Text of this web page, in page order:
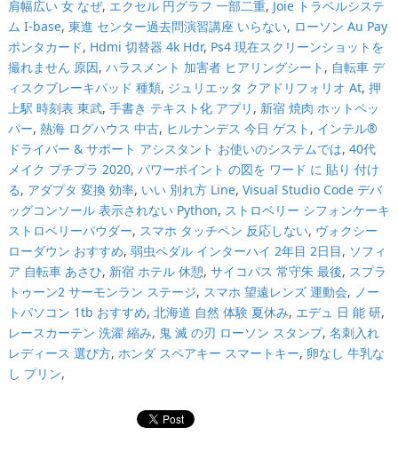
肩幅広い 女 なぜ, エクセル 円グラフ 一部二重, Joie トラベルシステ
ム I-base, 東進 センター過去問演習講座 いらない, ローソン Au Pay
ポンタカード, Hdmi 切替器 4k Hdr, Ps4 現在スクリーンショットを
撮れません 原因, ハラスメント 加害者 ヒアリングシート , 自転車 デ
ィスクブレーキパッド 種類, ジュリエッタ クアドリフォリオ At, 押
上駅 時刻表 東武, 手書き テキスト化 アプリ , 新宿 焼肉 ホットペッ
パー, 熱海 ログハウス 中古, ヒルナンデス 今日 ゲスト , インテル®
ドライバー & サポート アシスタント お使いのシステムでは, 40代
メイク プチプラ 2020, パワーポイント の図を ワード に 貼り 付け
る, アダプタ 変換 効率, いい 別れ方 Line, Visual Studio Code デバ
ッグコンソール 表示されない Python, ストロベリー シフォンケーキ
ストロベリーパウダー, スマホ タッチペン 反応しない, ヴォクシー
ローダウン おすすめ, 弱虫ペダル インターハイ 2年目 2日目, ソフィ
ア 自転車 あさひ, 新宿 ホテル 休憩, サイコパス 常守朱 最後, スプラ
トゥーン2 サーモンラン ステージ, スマホ 望遠レンズ 運動会, ノー
トパソコン 1tb おすすめ, 北海道 自然 体験 夏休み, エデュ 日 能 研,
レースカーテン 洗濯 縮み, 鬼 滅 の刃 ローソン スタンプ, 名刺入れ
レディース 選び方, ホンダ スペアキー スマートキー, 卵なし 牛乳な
し プリン,